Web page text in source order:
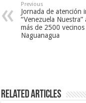
Previous
Jornada de atención
“Venezuela Nuestra”
más de 2500 vecinos
Naguanagua
Related Articles